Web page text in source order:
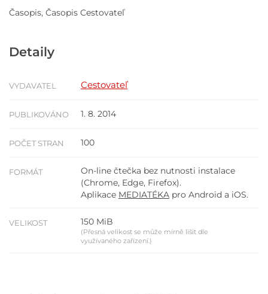
Časopis, Časopis Cestovateľ
Detaily
VYDAVATEL Cestovateľ
PUBLIKOVÁNO 1. 8. 2014
POČET STRAN 100
FORMÁT
On-line čtečka bez nutnosti instalace
(Chrome, Edge, Firefox).
Aplikace MEDIATÉKA pro Android a iOS.
VELIKOST 150 MiB
(Přesná velikost se může mírně lišit dle
využívaného zařízení.)